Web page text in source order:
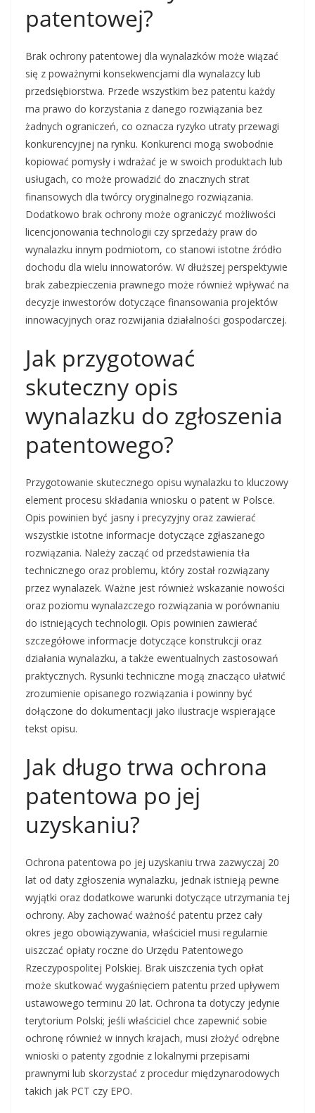
patentowej?
Brak ochrony patentowej dla wynalazków może wiązać
się z poważnymi konsekwencjami dla wynalazcy lub
przedsiębiorstwa. Przede wszystkim bez patentu każdy
ma prawo do korzystania z danego rozwiązania bez
żadnych ograniczeń, co oznacza ryzyko utraty przewagi
konkurencyjnej na rynku. Konkurenci mogą swobodnie
kopiować pomysły i wdrażać je w swoich produktach lub
usługach, co może prowadzić do znacznych strat
finansowych dla twórcy oryginalnego rozwiązania.
Dodatkowo brak ochrony może ograniczyć możliwości
licencjonowania technologii czy sprzedaży praw do
wynalazku innym podmiotom, co stanowi istotne źródło
dochodu dla wielu innowatorów. W dłuższej perspektywie
brak zabezpieczenia prawnego może również wpływać na
decyzje inwestorów dotyczące finansowania projektów
innowacyjnych oraz rozwijania działalności gospodarczej.
Jak przygotować
skuteczny opis
wynalazku do zgłoszenia
patentowego?
Przygotowanie skutecznego opisu wynalazku to kluczowy
element procesu składania wniosku o patent w Polsce.
Opis powinien być jasny i precyzyjny oraz zawierać
wszystkie istotne informacje dotyczące zgłaszanego
rozwiązania. Należy zacząć od przedstawienia tła
technicznego oraz problemu, który został rozwiązany
przez wynalazek. Ważne jest również wskazanie nowości
oraz poziomu wynalazczego rozwiązania w porównaniu
do istniejących technologii. Opis powinien zawierać
szczegółowe informacje dotyczące konstrukcji oraz
działania wynalazku, a także ewentualnych zastosowań
praktycznych. Rysunki techniczne mogą znacząco ułatwić
zrozumienie opisanego rozwiązania i powinny być
dołączone do dokumentacji jako ilustracje wspierające
tekst opisu.
Jak długo trwa ochrona
patentowa po jej
uzyskaniu?
Ochrona patentowa po jej uzyskaniu trwa zazwyczaj 20
lat od daty zgłoszenia wynalazku, jednak istnieją pewne
wyjątki oraz dodatkowe warunki dotyczące utrzymania tej
ochrony. Aby zachować ważność patentu przez cały
okres jego obowiązywania, właściciel musi regularnie
uiszczać opłaty roczne do Urzędu Patentowego
Rzeczypospolitej Polskiej. Brak uiszczenia tych opłat
może skutkować wygaśnięciem patentu przed upływem
ustawowego terminu 20 lat. Ochrona ta dotyczy jedynie
terytorium Polski; jeśli właściciel chce zapewnić sobie
ochronę również w innych krajach, musi złożyć odrębne
wnioski o patenty zgodnie z lokalnymi przepisami
prawnymi lub skorzystać z procedur międzynarodowych
takich jak PCT czy EPO.